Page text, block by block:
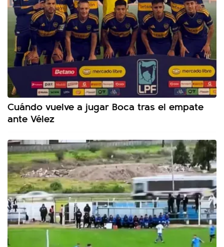
Cuándo vuelve a jugar Boca tras el empate
ante Vélez